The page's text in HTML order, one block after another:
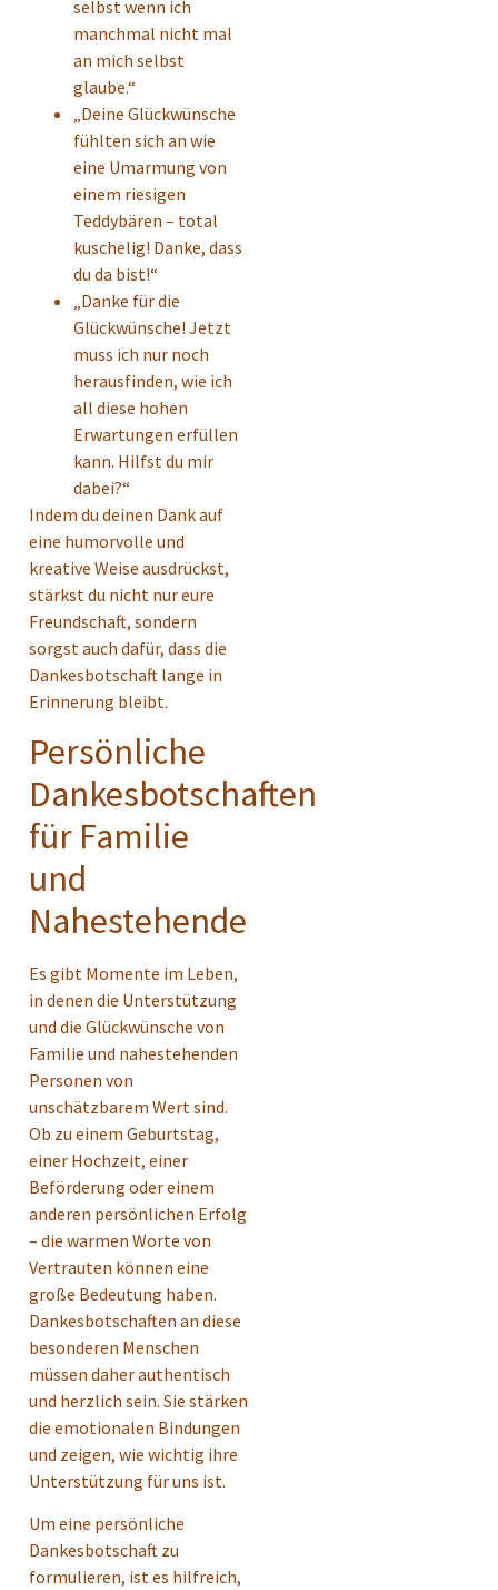
selbst wenn ich
manchmal nicht mal
an mich selbst
glaube.“
„Deine Glückwünsche
fühlten sich an wie
eine Umarmung von
einem riesigen
Teddybären – total
kuschelig! Danke, dass
du da bist!“
„Danke für die
Glückwünsche! Jetzt
muss ich nur noch
herausfinden, wie ich
all diese hohen
Erwartungen erfüllen
kann. Hilfst du mir
dabei?“
Indem du deinen Dank auf
eine humorvolle und
kreative Weise ausdrückst,
stärkst du nicht nur eure
Freundschaft, sondern
sorgst auch dafür, dass die
Dankesbotschaft lange in
Erinnerung bleibt.
Persönliche
Dankesbotschaften
für Familie
und
Nahestehende
Es gibt Momente im Leben,
in denen die Unterstützung
und die Glückwünsche von
Familie und nahestehenden
Personen von
unschätzbarem Wert sind.
Ob zu einem Geburtstag,
einer Hochzeit, einer
Beförderung oder einem
anderen persönlichen Erfolg
– die warmen Worte von
Vertrauten können eine
große Bedeutung haben.
Dankesbotschaften an diese
besonderen Menschen
müssen daher authentisch
und herzlich sein. Sie stärken
die emotionalen Bindungen
und zeigen, wie wichtig ihre
Unterstützung für uns ist.
Um eine persönliche
Dankesbotschaft zu
formulieren, ist es hilfreich,